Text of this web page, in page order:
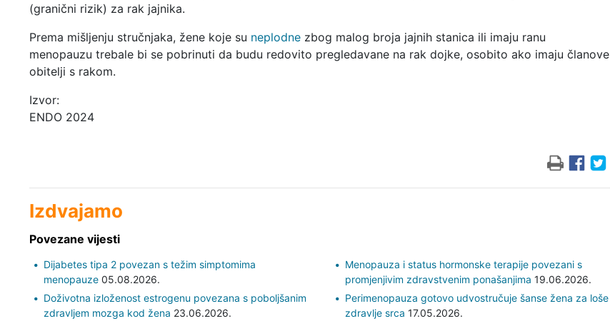
(granični rizik) za rak jajnika.
Prema mišljenju stručnjaka, žene koje su neplodnezbog malog broja jajnih stanica ili imaju ranu
menopauzu trebale bi se pobrinuti da budu redovito pregledavane na rak dojke, osobito ako imaju članove
obitelji s rakom.
Izvor:
ENDO 2024
Izdvajamo
Povezane vijesti
Dijabetes tipa 2 povezan s težim simptomima
menopauze05.08.2026.
Doživotna izloženost estrogenu povezana s poboljšanim
zdravljem mozga kod žena 23.06.2026.
Menopauza i status hormonske terapije povezani s
promjenjivim zdravstvenim ponašanjima 19.06.2026.
Perimenopauza gotovo udvostručuje šanse žena za loše
zdravlje srca 17.05.2026.